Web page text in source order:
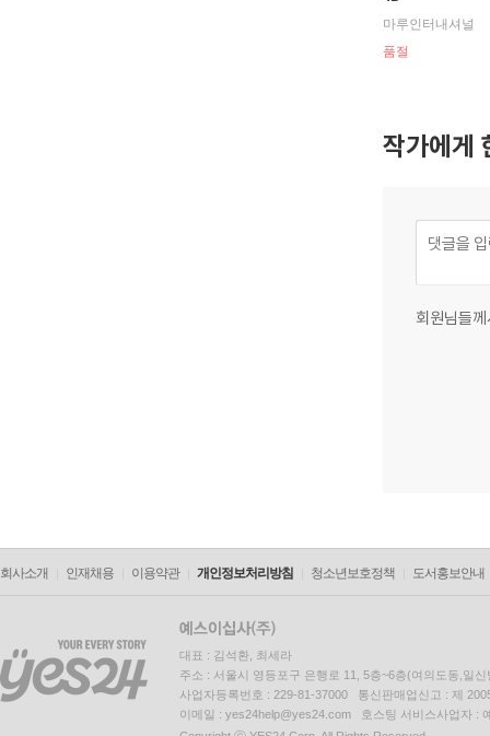
마루인터내셔널
품절
작가에게
회원님들
회사소개 인재채용 이용약관 개인정보처리방침 청소년보호정책 도서홍보안내
대표 : 김석환, 최세라
주소 : 서울시 영등포구 은행로 11, 5층~6층(여의도동,일신
사업자등록번호 : 229-81-37000 통신판매업신고 : 제
이메일 : yes24help@yes24.com 호스팅 서비스사업자 :